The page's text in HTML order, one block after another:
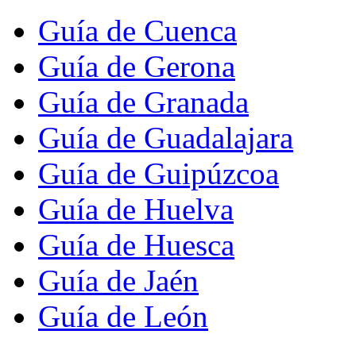
Guía de Cuenca
Guía de Gerona
Guía de Granada
Guía de Guadalajara
Guía de Guipúzcoa
Guía de Huelva
Guía de Huesca
Guía de Jaén
Guía de León